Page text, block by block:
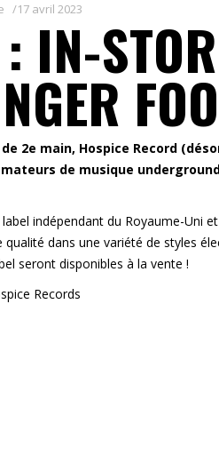
17 avril 2023
IN-
de 2e main, Hospice Record
de musique
indépendant du Royaume-Uni
dans une variété de styles
seront disponibles à la vente !
Records